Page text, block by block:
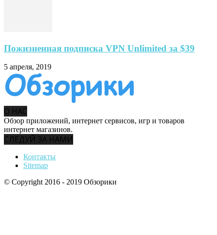
Пожизненная подписка VPN Unlimited за $39
5 апреля, 2019
О НАС
Обзор приложений, интернет сервисов, игр и товаров
интернет магазинов.
СЛЕДУЙ ЗА НАМИ
Контакты
Sitemap
© Copyright 2016 - 2019 Обзорики